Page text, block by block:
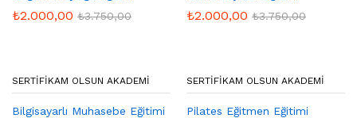
₺2.000,00 ₺3.750,00 ₺2.000,00 ₺3.750,00
SERTIFIKAM OLSUN AKADEMI
Bilgisayarlı Muhasebe Eğitimi
SERTIFIKAM OLSUN AKADEMI
Pilates Eğitmen Eğitimi